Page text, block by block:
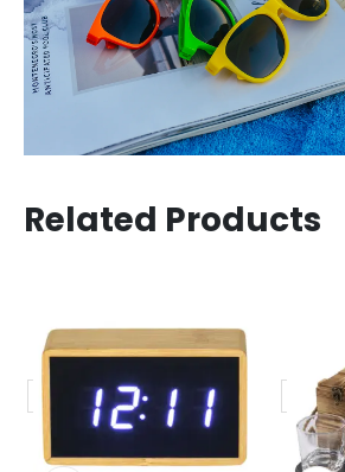
Related Products